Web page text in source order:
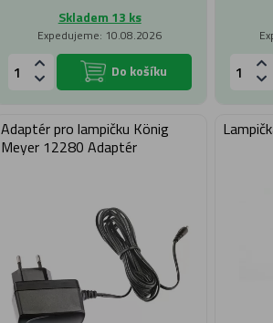
Skladem 13 ks
Expedujeme: 10.08.2026
Do košíku
Adaptér pro lampičku König
Meyer 12280 Adaptér